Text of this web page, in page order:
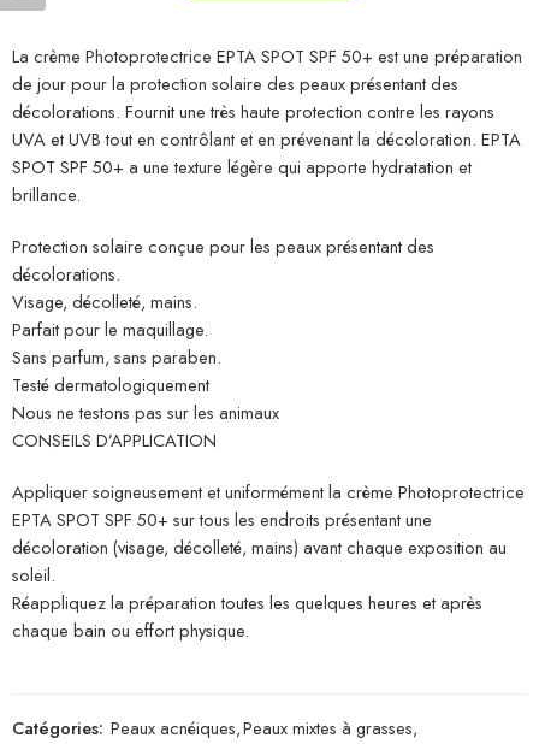
La crème Photoprotectrice EPTA SPOT SPF 50+ est une préparation
de jour pour la protection solaire des peaux présentant des
décolorations. Fournit une très haute protection contre les rayons
UVA et UVB tout en contrôlant et en prévenant la décoloration. EPTA
SPOT SPF 50+ a une texture légère qui apporte hydratation et
brillance.
Protection solaire conçue pour les peaux présentant des
décolorations.
Visage, décolleté, mains.
Parfait pour le maquillage.
Sans parfum, sans paraben.
Testé dermatologiquement
Nous ne testons pas sur les animaux
CONSEILS D’APPLICATION
Appliquer soigneusement et uniformément la crème Photoprotectrice
EPTA SPOT SPF 50+ sur tous les endroits présentant une
décoloration (visage, décolleté, mains) avant chaque exposition au
soleil.
Réappliquez la préparation toutes les quelques heures et après
chaque bain ou effort physique.
Catégories: Peaux acnéiques,Peaux mixtes à grasses,